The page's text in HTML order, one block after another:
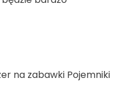
na zabawki Pojemniki